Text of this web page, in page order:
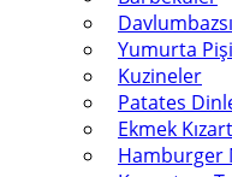
Yumurta
Kuzineler
Patates
Ekmek
Hamburger